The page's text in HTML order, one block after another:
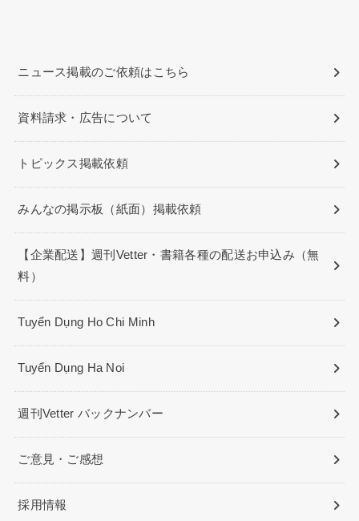
ニュース掲載のご依頼はこちら
資料請求・広告について
トピックス掲載依頼
みんなの掲示板（紙面）掲載依頼
【企業配送】週刊Vetter・書籍各種の配送お申込み（無
料）
Tuyển Dụng Ho Chi Minh
Tuyển Dụng Ha Noi
週刊Vetter バックナンバー
ご意見・ご感想
採用情報